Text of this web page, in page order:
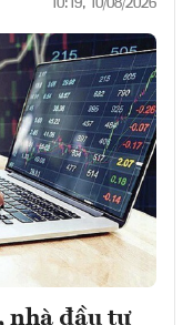
10:19, 10/08/2026
nhà đầu tư